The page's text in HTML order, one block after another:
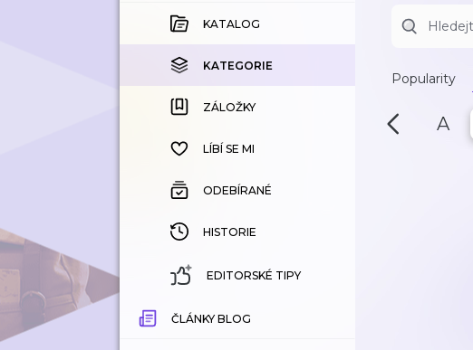
KOUPENÉ
KATEGORIE
ZÁLOŽKY
HISTORIE
KATALOG
KATEGORIE
ZÁLOŽKY
LÍBÍ SE MI
ODEBÍRANÉ
HISTORIE
EDITORSKÉ TIPY
ČLÁNKY BLOG
Popularity
A